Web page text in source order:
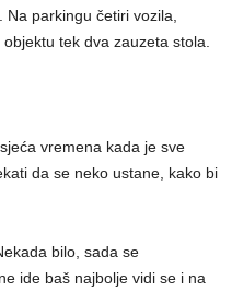
parkingu četiri vozila,
tek dva zauzeta stola.
vremena kada je sve
da se neko ustane, kako bi
bilo, sada se
ide baš najbolje vidi se i na